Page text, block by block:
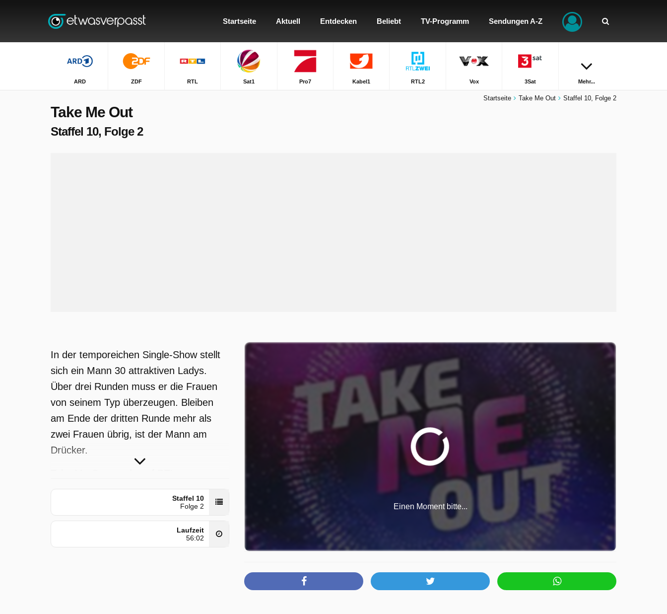
Startseite Aktuell Entdecken Beliebt TV-Programm Sendungen A-Z
ARD ZDF RTL Sat1 Pro7 Kabel1 RTL2 Vox 3Sat Mehr...
Startseite Take Me Out Staffel 10, Folge 2
Take Me Out
Staffel 10, Folge 2
In der temporeichen Single-Show stellt
sich ein Mann 30 attraktiven Ladys.
Über drei Runden muss er die Frauen
von seinem Typ überzeugen. Bleiben
am Ende der dritten Runde mehr als
zwei Frauen übrig, ist der Mann am
Drücker.
ausgestrahlt am Sonntag 15 März 2026,
Staffel 10
Folge 2
Laufzeit
56:02
Einen Moment bitte...